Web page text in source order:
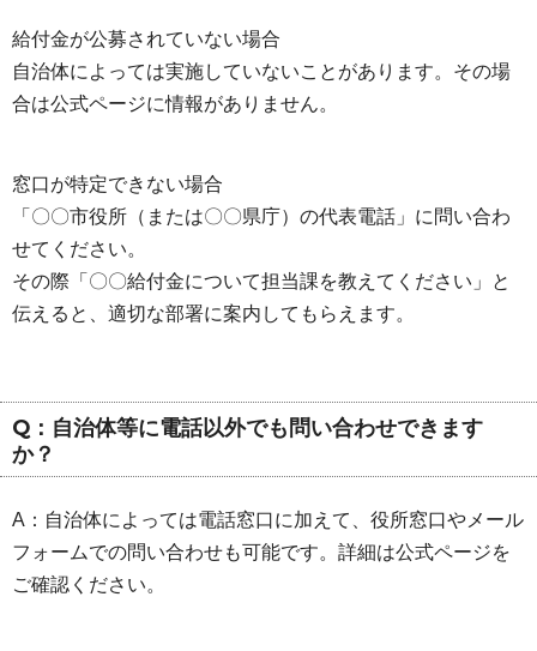
給付金が公募されていない場合
自治体によっては実施していないことがあります。その場
合は公式ページに情報がありません。
窓口が特定できない場合
「〇〇市役所（または〇〇県庁）の代表電話」に問い合わ
せてください。
その際「〇〇給付金について担当課を教えてください」と
伝えると、適切な部署に案内してもらえます。
Q：自治体等に電話以外でも問い合わせできます
か？
A：自治体によっては電話窓口に加えて、役所窓口やメール
フォームでの問い合わせも可能です。詳細は公式ページを
ご確認ください。